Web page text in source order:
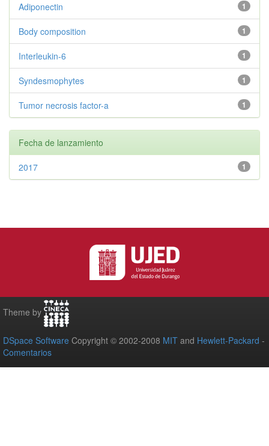
1
Adiponectin
1
Body composition
1
Interleukin-6
1
Syndesmophytes
1
Tumor necrosis factor-a
Fecha de lanzamiento
1
2017
Theme by
DSpace Software Copyright © 2002-2008 MIT and Hewlett-Packard -
Comentarios